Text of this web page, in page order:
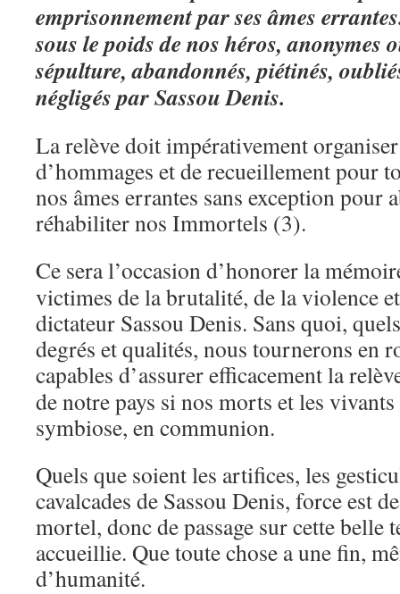
emprisonnement par ses âmes
sous le poids de nos héros, anonymes
sépulture, abandonnés, piétinés,
négligés par Sassou Denis.
La relève doit impérativement
d’hommages et de recueillement pour
nos âmes errantes sans exception pour
réhabiliter nos Immortels (3).
Ce sera l’occasion d’honorer la
victimes de la brutalité, de la violence
dictateur Sassou Denis. Sans quoi,
degrés et qualités, nous tournerons en
capables d’assurer efficacement la
de notre pays si nos morts et les vivants
symbiose, en communion.
Quels que soient les artifices, les
cavalcades de Sassou Denis, force est
mortel, donc de passage sur cette belle
accueillie. Que toute chose a une fin,
d’humanité.